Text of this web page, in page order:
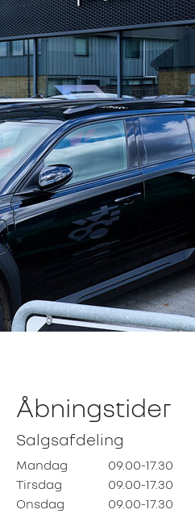
Åbningstider
Salgsafdeling
Mandag
09.00-17.30
Tirsdag
09.00-17.30
Onsdag
09.00-17.30